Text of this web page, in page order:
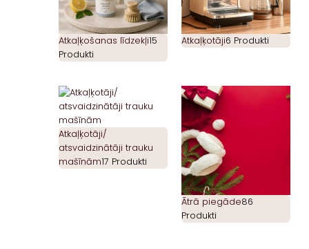
Atkaļķošanas līdzekļi15
Produkti
Atkaļķotāji6 Produkti
Atkaļķotāji/
atsvaidzinātāji trauku
mašīnām17 Produkti
Ātrā piegāde86
Produkti